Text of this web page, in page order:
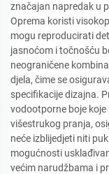
značajan napredak u
Oprema koristi
mogu reproducirati
jasnoćom i točnošću
neograničene
djela, čime se
specifikacije dizajna.
vodootporne boje
višestrukog pranja,
neće izblijedjeti niti
mogućnosti
većim narudžbama i